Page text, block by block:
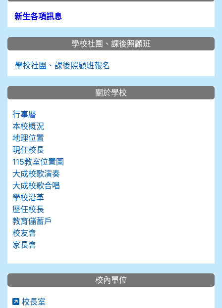
新生各項訊息
學校社團、課後照顧班
學校社團、課後照顧班報名
關於學校
行事曆
本校概況
地理位置
現任校長
115教室位置圖
大成校歌演奏
大成校歌合唱
學校沿革
歷任校長
教育儲蓄戶
校友會
家長會
校內單位
校長室